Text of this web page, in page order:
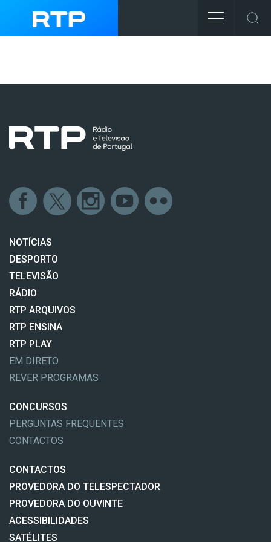
NOTÍCIAS
DESPORTO
TELEVISÃO
RÁDIO
RTP ARQUIVOS
RTP ENSINA
RTP PLAY
EM DIRETO
REVER PROGRAMAS
CONCURSOS
PERGUNTAS FREQUENTES
CONTACTOS
CONTACTOS
PROVEDORA DO TELESPECTADOR
PROVEDORA DO OUVINTE
ACESSIBILIDADES
SATÉLITES